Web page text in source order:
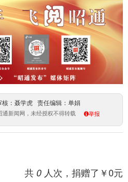
：聂学虎 责任编辑：单娟
新闻网，未经授权不得转载 举报
共 0 人次，捐赠了￥0元